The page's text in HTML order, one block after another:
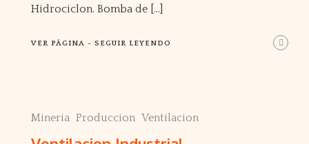
Hidrociclon. Bomba de […]
VER PÁGINA - SEGUIR LEYENDO
Mineria Produccion Ventilacion